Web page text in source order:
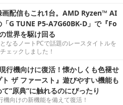
画配信もこれ1台。AMD Ryzen™ AI
G TUNE P5-A7G60BK-D」で『Fo
世界を駆け回る
なるノートPCで話題のレースタイトルを
ェックしました！
行機向けに復活！懐かしくも色褪せ
ザ ファースト』遊びやすい機能も
“原典”に触れるのにぴったり
機向けの新機能を備えて復活！